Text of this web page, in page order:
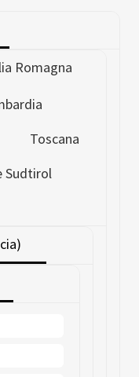
Romagna
Toscana
Sudtirol